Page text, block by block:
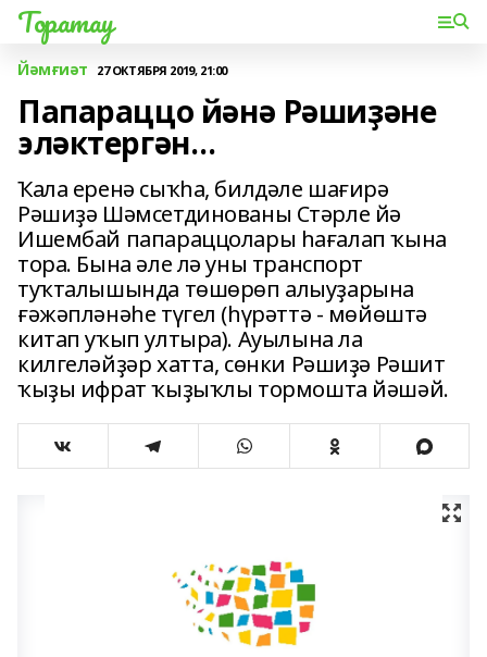
Торатау
Йәмғиәт 27 ОКТЯБРЯ 2019, 21:00
Папараццо йәнә Рәшиҙәне
эләктергән…
Ҡала еренә сыҡһа, билдәле шағирә
Рәшиҙә Шәмсетдинованы Стәрле йә
Ишембай папараццолары һағалап ҡына
тора. Бына әле лә уны транспорт
туҡталышында төшөрөп алыуҙарына
ғәжәпләнәһе түгел (һүрәттә - мөйөштә
китап уҡып ултыра). Ауылына ла
килгеләйҙәр хатта, сөнки Рәшиҙә Рәшит
ҡыҙы ифрат ҡыҙыҡлы тормошта йәшәй.